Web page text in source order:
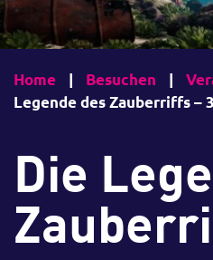
Home | Besuchen |
Legende des Zauberriffs –
Die